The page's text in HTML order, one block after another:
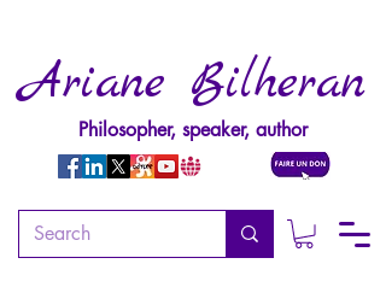
Ariane Bilheran
Philosopher, speaker, author